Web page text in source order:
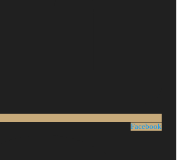
Facebook